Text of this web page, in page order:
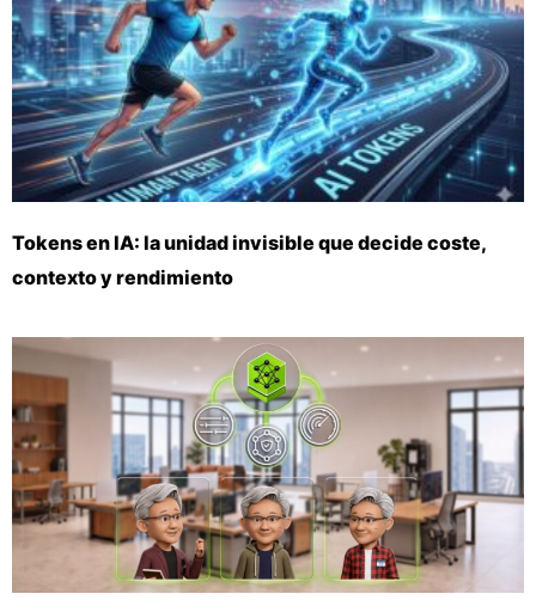
Tokens en IA: la unidad invisible que decide coste,
contexto y rendimiento